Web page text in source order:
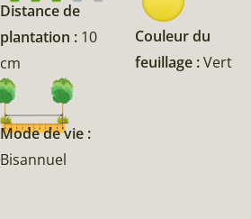
Distance de
plantation : 10
cm
Mode de vie :
Bisannuel
Couleur du
feuillage :Vert